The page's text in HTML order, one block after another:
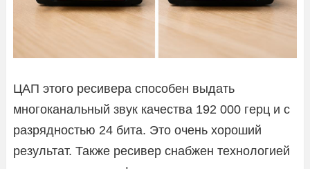
ЦАП этого ресивера способен выдать
многоканальный звук качества 192 000 герц и с
разрядностью 24 бита. Это очень хороший
результат. Также ресивер снабжен технологией